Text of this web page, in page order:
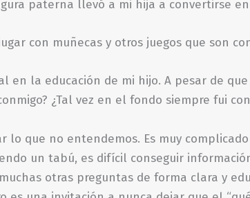
paterna llevó a mi hija a convertirse
con muñecas y otros juegos que son
en la educación de mi hijo. A pesar de
¿Tal vez en el fondo siempre fui
lo que no entendemos. Es muy
un tabú, es difícil conseguir
otras preguntas de forma clara y